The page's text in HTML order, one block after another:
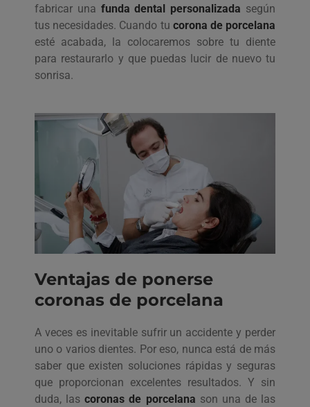
fabricar una funda dental personalizada según
tus necesidades. Cuando tu corona de porcelana
esté acabada, la colocaremos sobre tu diente
para restaurarlo y que puedas lucir de nuevo tu
sonrisa.
Ventajas de ponerse
coronas de porcelana
A veces es inevitable sufrir un accidente y perder
uno o varios dientes. Por eso, nunca está de más
saber que existen soluciones rápidas y seguras
que proporcionan excelentes resultados. Y sin
duda, lascoronas de porcelana son una de las